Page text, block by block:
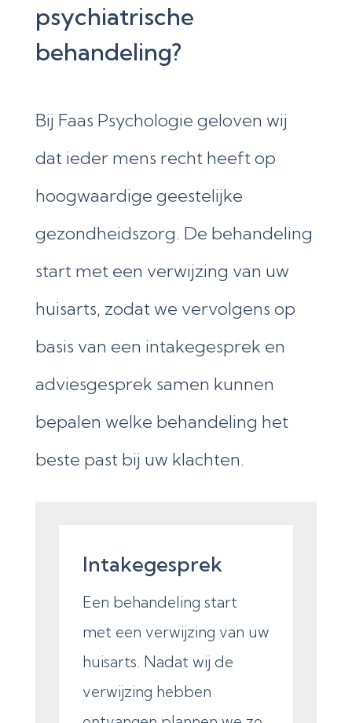
psychiatrische
behandeling?
Bij Faas Psychologie geloven wij
dat ieder mens recht heeft op
hoogwaardige geestelijke
gezondheidszorg. De behandeling
start met een verwijzing van uw
huisarts, zodat we vervolgens op
basis van een intakegesprek en
adviesgesprek samen kunnen
bepalen welke behandeling het
beste past bij uw klachten.
Intakegesprek
Een behandeling start
met een verwijzing van uw
huisarts. Nadat wij de
verwijzing hebben